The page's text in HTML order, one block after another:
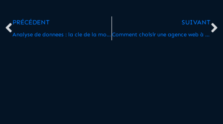
PRÉCÉDENT
Analyse de donnees : la cle de la monetisation des espaces publicitaires efficace
SUIVANT
Comment choisir une agence web à Pau pour améliorer votre présence en ligne